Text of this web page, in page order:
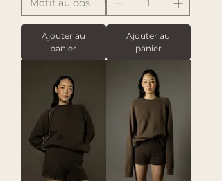
Ajouter au
panier
Ajouter au
panier